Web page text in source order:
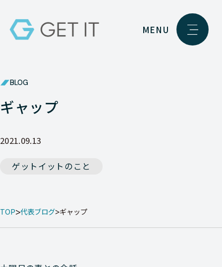
MENU
BLOG
ギャップ
2021.09.13
ゲットイットのこと
TOP 代表ブログ ギャップ